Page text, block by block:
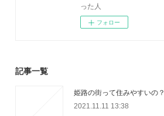
った人
フォロー
記事一覧
姫路の街って住みやすいの？
2021.11.11 13:38